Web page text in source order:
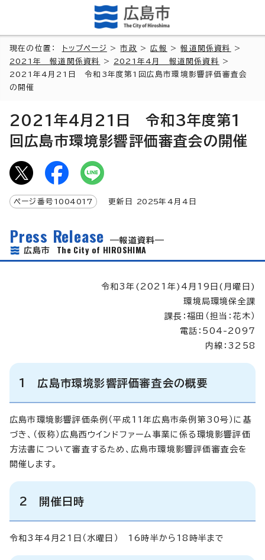
現在の位置： トップページ >市政 >広報 >報道関係資料
>
2021年 報道関係資料
> 2021年4月 報道関係資料
>
2021年4月21日 令和3年度第1回広島市環境影響評価審査会
の開催
2021年4月21日 令和3年度第1
回広島市環境影響評価審査会の開催
ページ番号 1004017 更新日 2025年4月4日
Press Release
報道資料
広島市 The City of HIROSHIMA
令和3年(2021年)4月19日(月曜日)
環境局環境保全課
課長：福田（担当：花木）
電話：504-2097
内線：3258
1 広島市環境影響評価審査会の概要
広島市環境影響評価条例（平成11年広島市条例第30号）に基
づき、（仮称）広島西ウインドファーム事業に係る環境影響評価
方法書について審査するため、広島市環境影響評価審査会を
開催します。
2 開催日時
令和3年4月21日（水曜日） 16時半から18時半まで